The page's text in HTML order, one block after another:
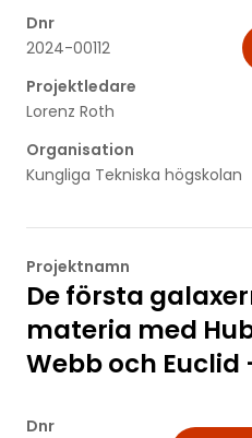
Dnr
2024-00112
Projektledare
Lorenz Roth
Organisation
Kungliga Tekniska högskolan
Projektnamn
De första
materia med
Webb och Euclid
Dnr